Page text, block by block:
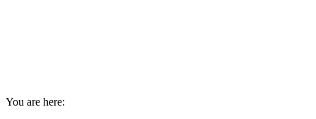
You are here: